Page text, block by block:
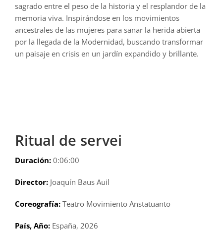
sagrado entre el peso de la historia y el resplandor de la
memoria viva. Inspirándose en los movimientos
ancestrales de las mujeres para sanar la herida abierta
por la llegada de la Modernidad, buscando transformar
un paisaje en crisis en un jardín expandido y brillante.
Ritual de servei
Duración: 0:06:00
Director:Joaquín Baus Auil
Coreografía:Teatro Movimiento Anstatuanto
País, Año:España, 2026